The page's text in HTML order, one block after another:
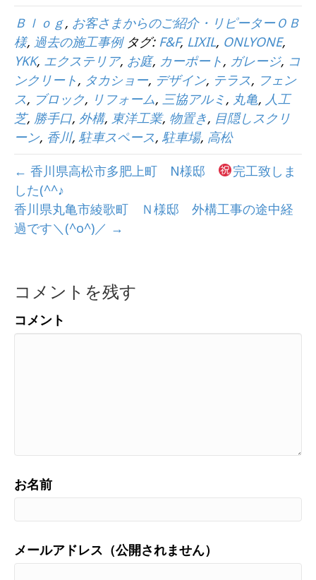
Ｂｌｏｇ, お客さまからのご紹介・リピーターＯＢ
様, 過去の施工事例タグ: F&F, LIXIL, ONLYONE,
YKK, エクステリア, お庭, カーポート, ガレージ, コ
ンクリート, タカショー, デザイン, テラス, フェン
ス, ブロック, リフォーム, 三協アルミ, 丸亀, 人工
芝, 勝手口, 外構, 東洋工業, 物置き, 目隠しスクリ
ーン, 香川, 駐車スペース, 駐車場, 高松
← 香川県高松市多肥上町 N様邸
完工致しま
した(^^♪
香川県丸亀市綾歌町 Ｎ様邸 外構工事の途中経
過です＼(^o^)／ →
コメントを残す
コメント
お名前
メールアドレス（公開されません）